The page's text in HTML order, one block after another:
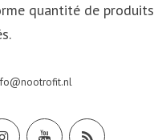
quantité de produits